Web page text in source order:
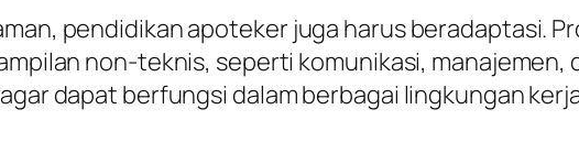
pendidikan apoteker juga harus beradaptasi.
non-teknis, seperti komunikasi, manajemen,
dapat berfungsi dalam berbagai lingkungan